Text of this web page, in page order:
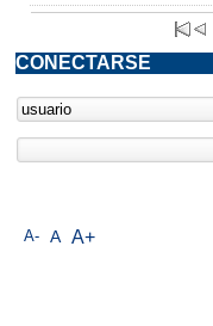
A- A A+
CONECTARSE